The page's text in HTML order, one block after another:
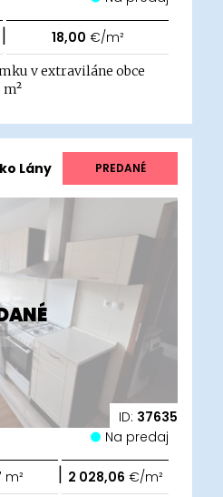
| 18,00 €/m²
v extraviláne obce
ID: 37635
Lány PREDANÉ
Na predaj
m² | 2 028,06 €/m²